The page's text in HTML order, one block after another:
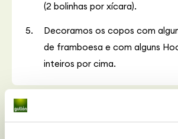
(2 bolinhas por xícara).
Decoramos os copos com
de framboesa e com alguns
inteiros por cima.
Receitasrelacionadas